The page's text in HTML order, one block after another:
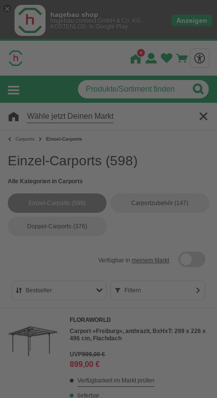
hagebau shop
hagebau connect GmbH & Co. KG
KOSTENLOS- In Google Play
Anzeigen
Wähle jetzt Deinen Markt
Carports Einzel-Carports
Einzel-Carports (598)
Alle Kategorien in Carports
Einzel-Carports (598) Carportzubehör (147)
Doppel-Carports (376)
Verfügbar in meinem Markt
Bestseller
Preis aufsteigend
Filtern
FLORAWORLD
Carport »Freiburg«, anthrazit, BxHxT: 299 x 226 x
496 cm, Flachdach
UVP999,00 €
899,00 €
Verfügbarkeit im Markt prüfen
lieferbar